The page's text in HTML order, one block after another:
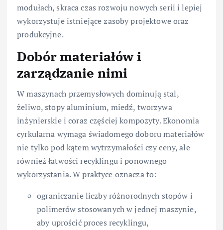
modułach, skraca czas rozwoju nowych serii i lepiej
wykorzystuje istniejące zasoby projektowe oraz
produkcyjne.
Dobór materiałów i
zarządzanie nimi
W maszynach przemysłowych dominują stal,
żeliwo, stopy aluminium, miedź, tworzywa
inżynierskie i coraz częściej kompozyty. Ekonomia
cyrkularna wymaga świadomego doboru materiałów
nie tylko pod kątem wytrzymałości czy ceny, ale
również łatwości recyklingu i ponownego
wykorzystania. W praktyce oznacza to:
ograniczanie liczby różnorodnych stopów i
polimerów stosowanych w jednej maszynie,
aby uprościć proces recyklingu,